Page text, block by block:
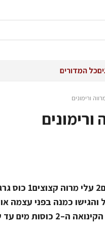
כל המדורים
ורימונים
ופלפל והגישו כמנה בפני